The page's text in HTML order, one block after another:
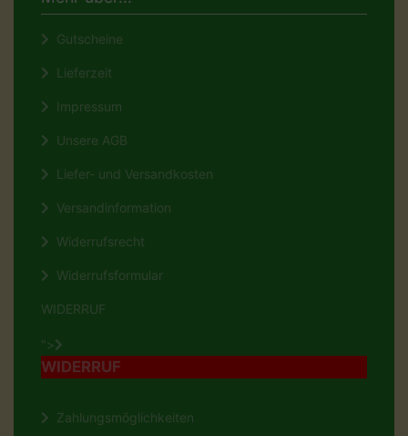
Gutscheine
Lieferzeit
Impressum
Unsere AGB
Liefer- und Versandkosten
Versandinformation
Widerrufsrecht
Widerrufsformular
WIDERRUF
">
WIDERRUF
Zahlungsmöglichkeiten